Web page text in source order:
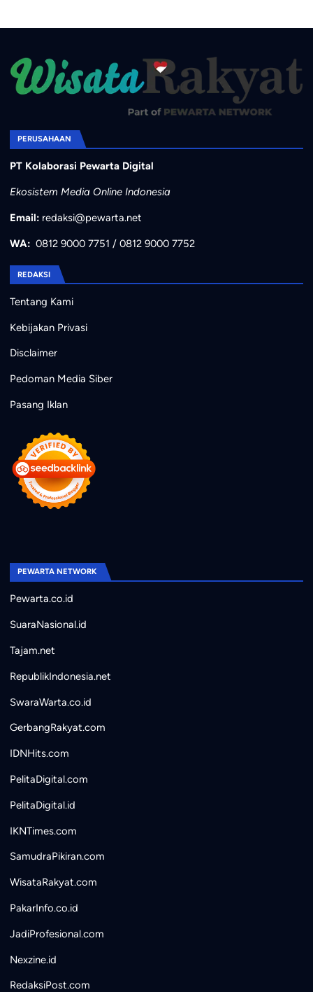
PERUSAHAAN
PT Kolaborasi Pewarta Digital
Ekosistem Media Online Indonesia
Email: redaksi@pewarta.net
WA: 0812 9000 7751 / 0812 9000 7752
REDAKSI
Tentang Kami
Kebijakan Privasi
Disclaimer
Pedoman Media Siber
Pasang Iklan
PEWARTA NETWORK
Pewarta.co.id
SuaraNasional.id
Tajam.net
RepublikIndonesia.net
SwaraWarta.co.id
GerbangRakyat.com
IDNHits.com
PelitaDigital.com
PelitaDigital.id
IKNTimes.com
SamudraPikiran.com
WisataRakyat.com
PakarInfo.co.id
JadiProfesional.com
Nexzine.id
RedaksiPost.com